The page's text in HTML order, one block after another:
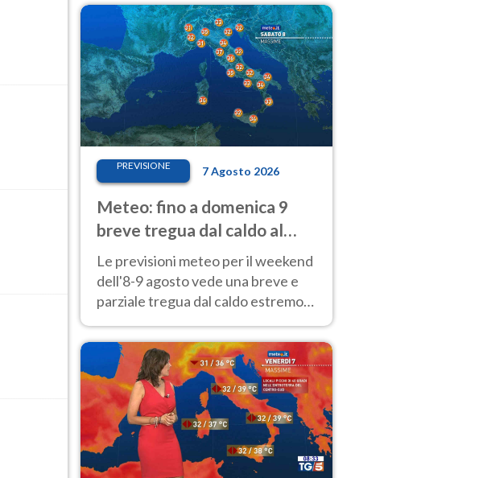
PREVISIONE 7 Agosto 2026
Meteo: fino a domenica 9
breve tregua dal caldo al
Nord! Altrove calura e afa
Le previsioni meteo per il weekend
dell'8-9 agosto vede una breve e
parziale tregua dal caldo estremo
40 gradi.